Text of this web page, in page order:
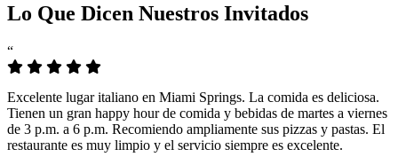
Lo Que Dicen Nuestros Invitados
“
Excelente lugar italiano en Miami Springs. La comida es deliciosa.
Tienen un gran happy hour de comida y bebidas de martes a viernes
de 3 p.m. a 6 p.m. Recomiendo ampliamente sus pizzas y pastas. El
restaurante es muy limpio y el servicio siempre es excelente.